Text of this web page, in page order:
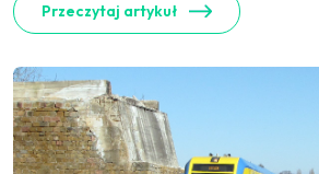
Przeczytaj artykuł